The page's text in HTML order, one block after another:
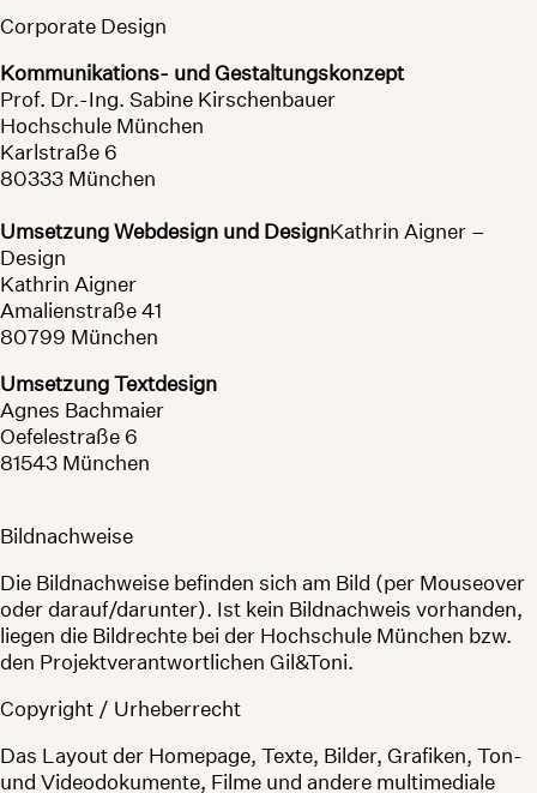
Corporate Design
Kommunikations- und Gestaltungskonzept
Prof. Dr.-Ing. Sabine Kirschenbauer
Hochschule München
Karlstraße 6
80333 München
Umsetzung Webdesign und DesignKathrin Aigner –
Design
Kathrin Aigner
Amalienstraße 41
80799 München
Umsetzung Textdesign
Agnes Bachmaier
Oefelestraße 6
81543 München
Bildnachweise
Die Bildnachweise befinden sich am Bild (per Mouseover
oder darauf/darunter). Ist kein Bildnachweis vorhanden,
liegen die Bildrechte bei der Hochschule München bzw.
den Projektverantwortlichen Gil&Toni.
Copyright / Urheberrecht
Das Layout der Homepage, Texte, Bilder, Grafiken, Ton-
und Videodokumente, Filme und andere multimediale